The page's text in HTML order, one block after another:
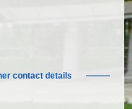
contact details